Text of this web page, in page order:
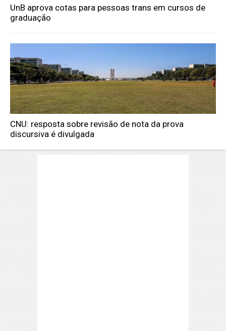
UnB aprova cotas para pessoas trans em cursos de
graduação
CNU: resposta sobre revisão de nota da prova
discursiva é divulgada